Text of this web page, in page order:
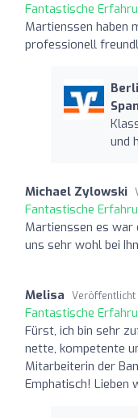
Fantastische
Martienssen haben
professionell
und
Michael Zylowski
Fantastische
Martienssen es
uns sehr wohl bei
Melisa Veröffentlicht
Fantastische
Fürst, ich bin sehr
nette, kompetente
Mitarbeiterin der
Emphatisch! Lieben